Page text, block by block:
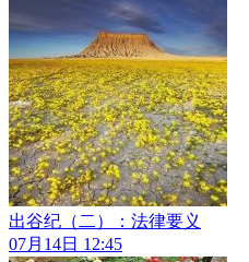
出谷纪（二）：法律要义
07月14日 12:45